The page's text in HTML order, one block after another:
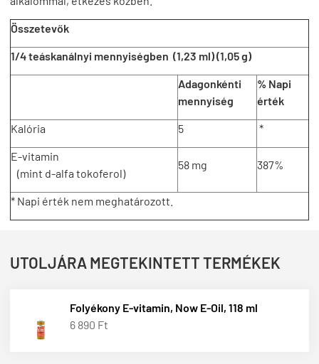
Összetevők
1/4 teáskanálnyi mennyiségben (1,23 ml) (1,05 g)
Adagonkénti
mennyiség
% Napi
érték
Kalória 5 *
E-vitamin
(mint d-alfa tokoferol)
58 mg 387%
* Napi érték nem meghatározott.
UTOLJÁRA MEGTEKINTETT TERMÉKEK
Folyékony E-vitamin, Now E-Oil, 118 ml
6 890 Ft